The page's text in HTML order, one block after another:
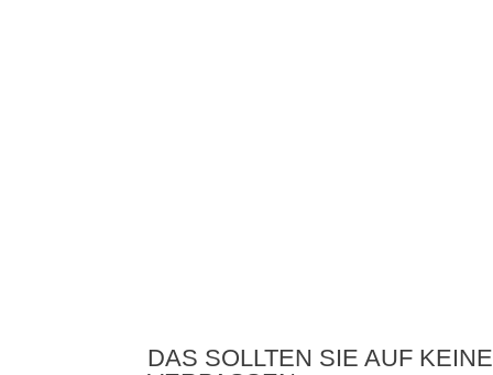
DAS SOLLTEN SIE AUF